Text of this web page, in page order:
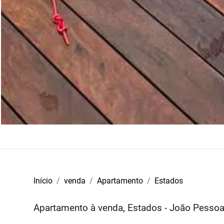
Início venda Apartamento Estados
Apartamento à venda, Estados - João